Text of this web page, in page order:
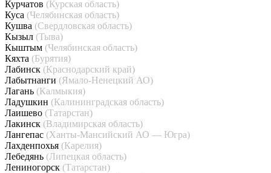
Курчатов (Курская область)
Куса (Челябинская область)
Кушва (Свердловская область)
Кызыл (Тыва)
Кыштым (Челябинская область)
Кяхта (Бурятия)
Лабинск (Краснодарский край)
Лабытнанги (Ямало-Ненецкий АО)
Лагань (Калмыкия)
Ладушкин (Калининградская область)
Лаишево (Татарстан)
Лакинск (Владимирская область)
Лангепас (Ханты-Мансийский АО — Югра)
Лахденпохья (Карелия)
Лебедянь (Липецкая область)
Лениногорск (Татарстан)